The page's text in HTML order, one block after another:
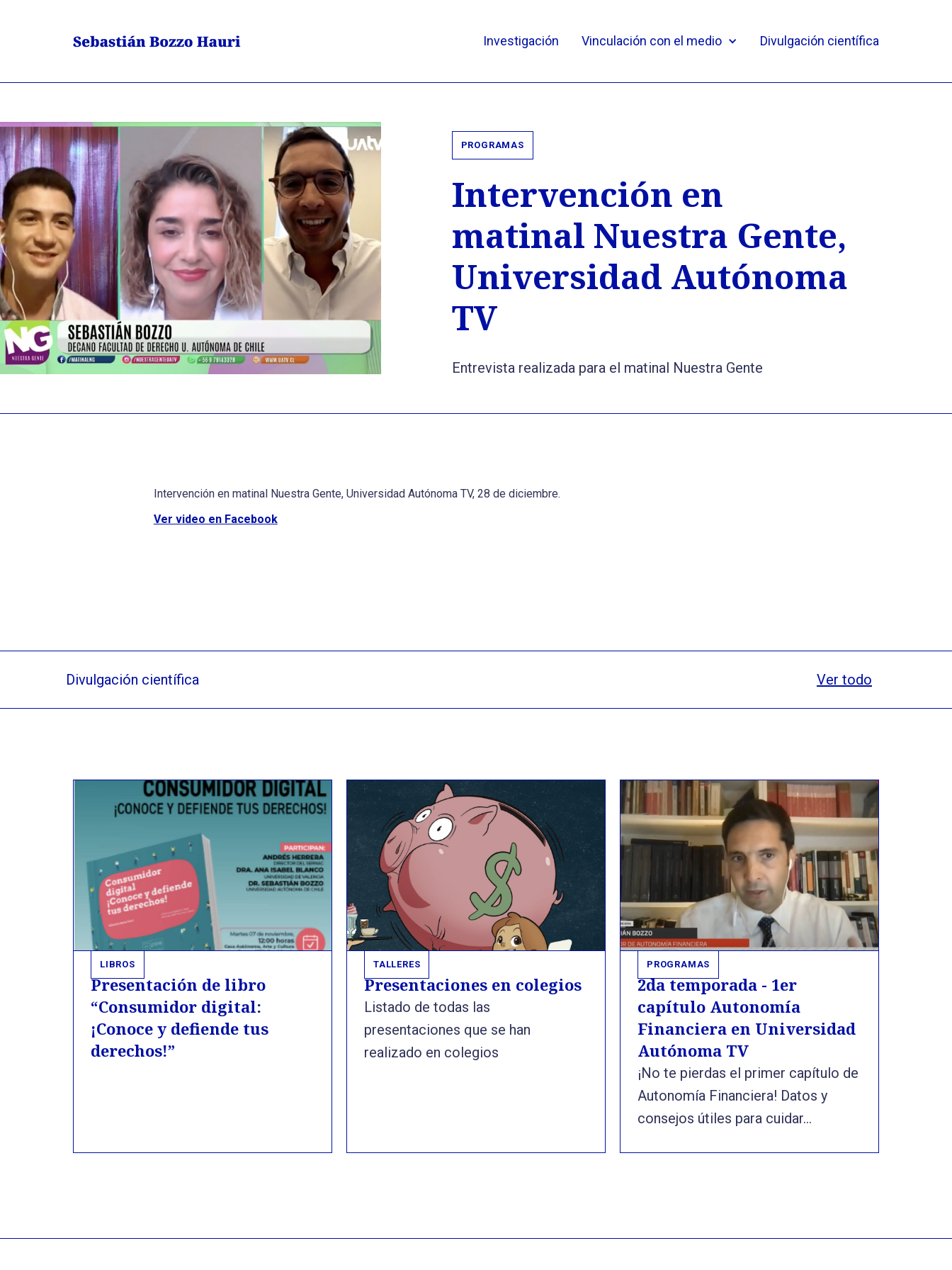
Investigación Vinculación con el medio Divulgación científica
PROGRAMAS
Intervención en
matinal Nuestra Gente,
Universidad Autónoma
TV
Entrevista realizada para el matinal Nuestra Gente
Intervención en matinal Nuestra Gente, Universidad Autónoma TV, 28 de diciembre.
Ver video en Facebook
Divulgación científica Ver todo
LIBROS
Presentación de libro
“Consumidor digital:
¡Conoce y defiende tus
derechos!”
TALLERES
Presentaciones en colegios
Listado de todas las
presentaciones que se han
realizado en colegios
PROGRAMAS
2da temporada - 1er
capítulo Autonomía
Financiera en Universidad
Autónoma TV
¡No te pierdas el primer capítulo de
Autonomía Financiera! Datos y
consejos útiles para cuidar...